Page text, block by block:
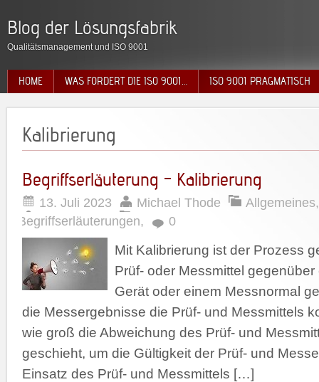
Blog der Lösungsfabrik
Qualitätsmanagement und ISO 9001
HOME WAS FORDERT DIE ISO 9001… ISO 9001 PRAGMATISCH
Kalibrierung
Begriffserläuterung – Kalibrierung
13. Juli 2023 Michael Thode Allgemeines,
Begriffserläuterungen, 0
Mit Kalibrierung ist der Prozess
Prüf- oder Messmittel
Gerät oder einem Messnormal
die Messergebnisse die Prüf- und Messmittels
wie groß die Abweichung des Prüf- und
geschieht, um die Gültigkeit der Prüf- und
Einsatz des Prüf- und Messmittels […]